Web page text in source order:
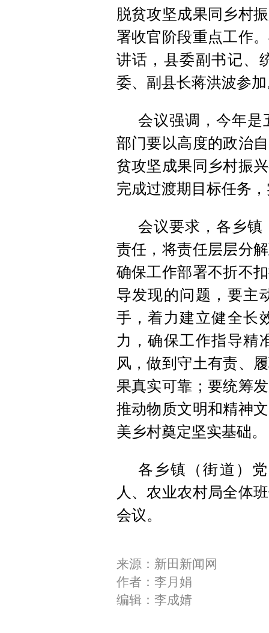
脱贫攻坚成果同乡村
署收官阶段重点工作
讲话，县委副书记、
委、副县长蒋洪波参
会议强调，今年是
部门要以高度的政治
贫攻坚成果同乡村振
完成过渡期目标任务
会议要求，各乡镇
责任，将责任层层分
确保工作部署不折不
导发现的问题，要主
手，着力建立健全长
力，确保工作指导精
风，做到守土有责、
果真实可靠；要统筹
推动物质文明和精神
美乡村奠定坚实基础。
各乡镇（街道）
人、农业农村局全体
会议。
来源：新田新闻网
作者：李月娟
编辑：李成婧